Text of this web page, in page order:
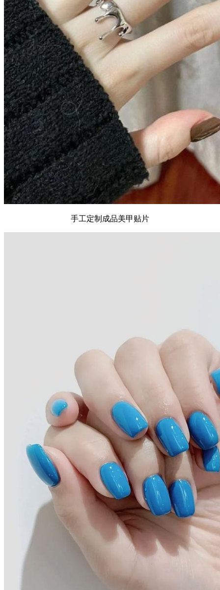
手工定制成品美甲贴片